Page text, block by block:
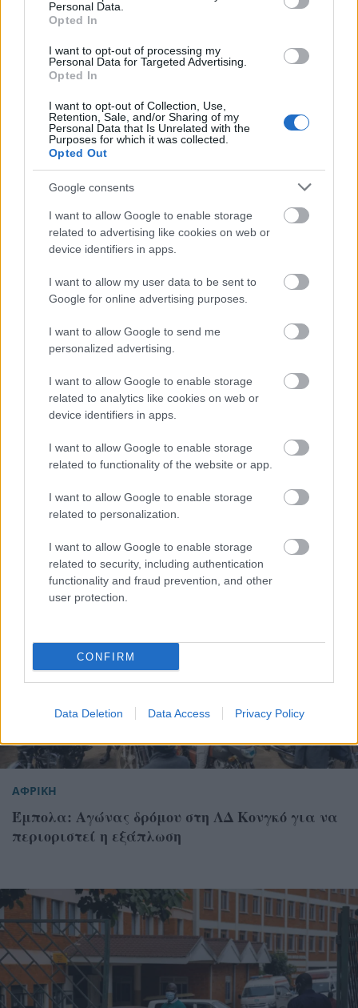
Personal Data.
Opted In
I want to opt-out of processing my
Personal Data for Targeted Advertising.
Opted In
I want to opt-out of Collection, Use,
Retention, Sale, and/or Sharing of my
Personal Data that Is Unrelated with the
Purposes for which it was collected.
Opted Out
Google consents
I want to allow Google to enable storage
related to advertising like cookies on web or
device identifiers in apps.
I want to allow my user data to be sent to
Google for online advertising purposes.
I want to allow Google to send me
personalized advertising.
I want to allow Google to enable storage
related to analytics like cookies on web or
device identifiers in apps.
I want to allow Google to enable storage
related to functionality of the website or app.
I want to allow Google to enable storage
related to personalization.
I want to allow Google to enable storage
related to security, including authentication
functionality and fraud prevention, and other
user protection.
CONFIRM
Data Deletion Data Access Privacy Policy
ΚΟΣΜΟΣ
Κονγκό: Επιθέσεις σε συνεργεία ταφής θυμάτων
Έμπολα – Αυξάνεται ο κίνδυνος διασποράς
Έμπολα: 321 επιβεβαιωμένα κρούσματα στο
Κονγκό – Συναγερμός από ΠΟΥ για το στέλεχος
Μπουντιμπούγκιο
ΑΦΡΙΚΗ
Έμπολα: Αγώνας δρόμου στη ΛΔ Κονγκό για να
περιοριστεί η εξάπλωση